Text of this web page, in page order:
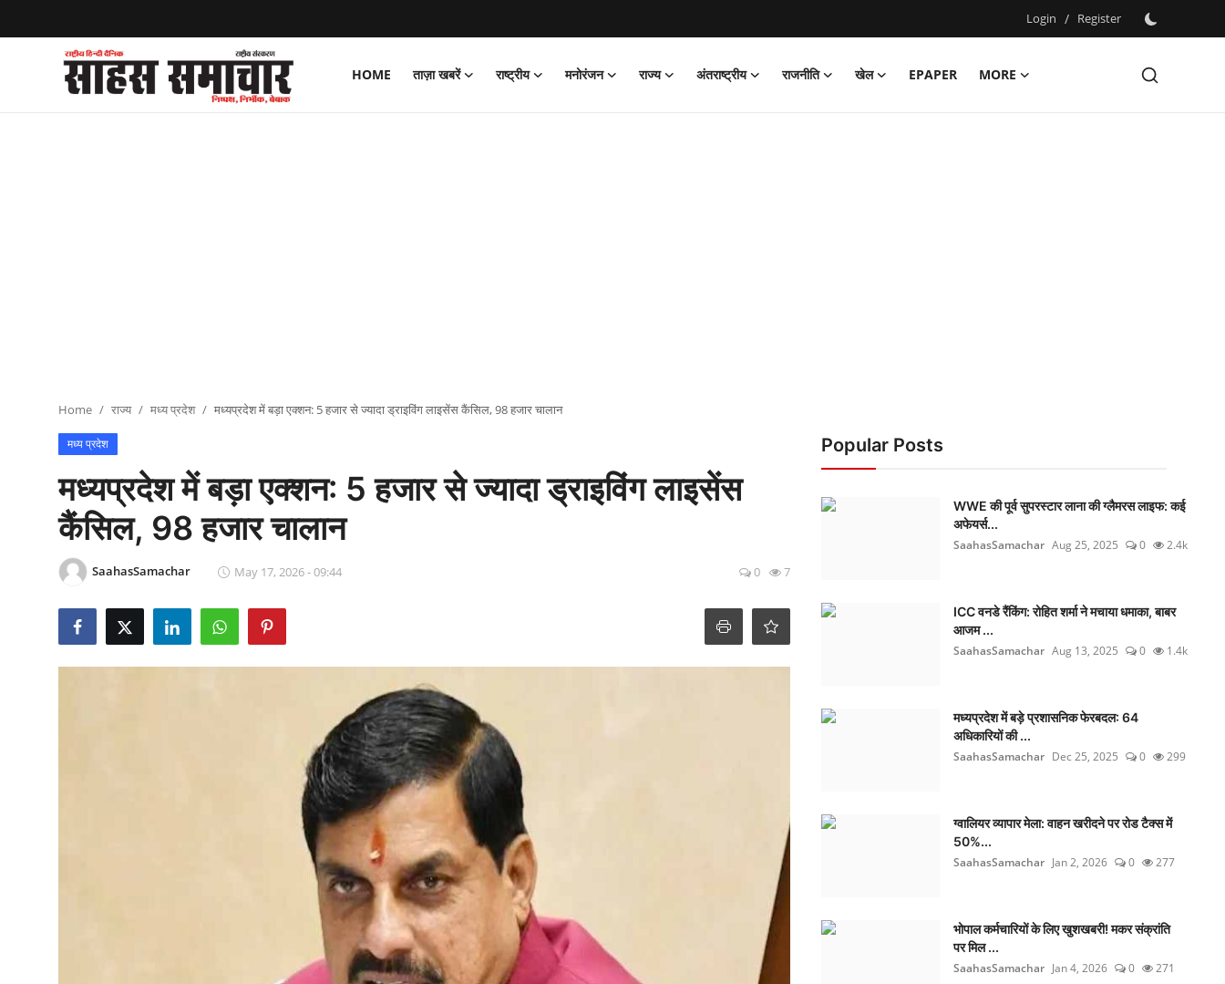
Login / Register
HOME ताज़ा खबरें राष्ट्रीय मनोरंजन राज्य अंतराष्ट्रीय राजनीति खेल EPAPER
MORE
Register
Epaper
Home राज्य मध्य प्रदेश मध्यप्रदेश में बड़ा एक्शन: 5 हजार से ज्यादा ड्राइविंग लाइसेंस कैंसिल, 98 हजार चालान
मध्य प्रदेश
मध्यप्रदेश में बड़ा एक्शन: 5 हजार से ज्यादा ड्राइविंग लाइसेंस
कैंसिल, 98 हजार चालान
SaahasSamachar May 17, 2026 - 09:44 0 7
Popular Posts
WWE की पूर्व सुपरस्टार लाना की ग्लैमरस लाइफ: कई
अफेयर्स...
SaahasSamachar Aug 25, 2025 0 2.4k
ICC वनडे रैंकिंग: रोहित शर्मा ने मचाया धमाका, बाबर
आजम ...
SaahasSamachar Aug 13, 2025 0 1.4k
मध्यप्रदेश में बड़े प्रशासनिक फेरबदल: 64
अधिकारियों की ...
SaahasSamachar Dec 25, 2025 0 299
ग्वालियर व्यापार मेला: वाहन खरीदने पर रोड टैक्स में
50%...
SaahasSamachar Jan 2, 2026 0 277
भोपाल कर्मचारियों के लिए खुशखबरी! मकर संक्रांति
पर मिल ...
SaahasSamachar Jan 4, 2026 0 271